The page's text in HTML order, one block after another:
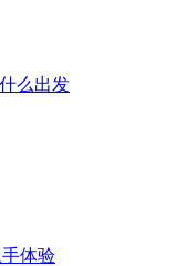
么出发
体验